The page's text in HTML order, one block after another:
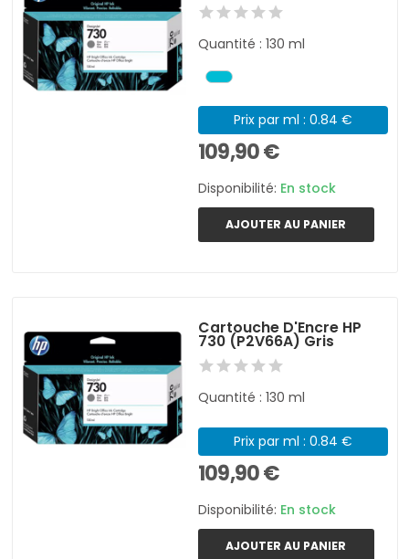
Quantité : 130 ml
Prix par ml : 0.84 €
109,90 €
Disponibilité: En stock
AJOUTER AU PANIER
Cartouche D'Encre HP
730 (P2V66A) Gris
Quantité : 130 ml
Prix par ml : 0.84 €
109,90 €
Disponibilité: En stock
AJOUTER AU PANIER